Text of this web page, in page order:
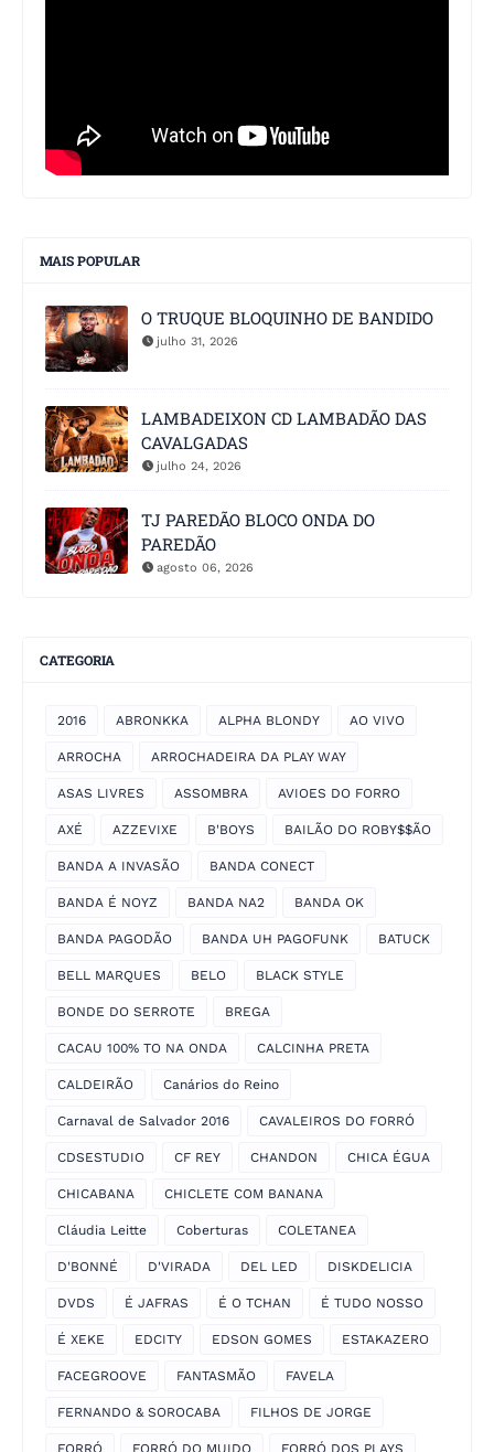
MAIS POPULAR
O TRUQUE BLOQUINHO DE BANDIDO
julho 31, 2026
LAMBADEIXON CD LAMBADÃO DAS
CAVALGADAS
julho 24, 2026
TJ PAREDÃO BLOCO ONDA DO
PAREDÃO
agosto 06, 2026
CATEGORIA
2016 ABRONKKA ALPHA BLONDY AO VIVO
ARROCHA ARROCHADEIRA DA PLAY WAY
ASAS LIVRES ASSOMBRA AVIOES DO FORRO
AXÉ AZZEVIXE B'BOYS BAILÃO DO ROBY$$ÃO
BANDA A INVASÃO BANDA CONECT
BANDA É NOYZ BANDA NA2 BANDA OK
BANDA PAGODÃO BANDA UH PAGOFUNK BATUCK
BELL MARQUES BELO BLACK STYLE
BONDE DO SERROTE BREGA
CACAU 100% TO NA ONDA CALCINHA PRETA
CALDEIRÃO Canários do Reino
Carnaval de Salvador 2016 CAVALEIROS DO FORRÓ
CDSESTUDIO CF REY CHANDON CHICA ÉGUA
CHICABANA CHICLETE COM BANANA
Cláudia Leitte Coberturas COLETANEA
D'BONNÉ D'VIRADA DEL LED DISKDELICIA
DVDS É JAFRAS É O TCHAN É TUDO NOSSO
É XEKE EDCITY EDSON GOMES ESTAKAZERO
FACEGROOVE FANTASMÃO FAVELA
FERNANDO & SOROCABA FILHOS DE JORGE
FORRÓ FORRÓ DO MUIDO FORRÓ DOS PLAYS